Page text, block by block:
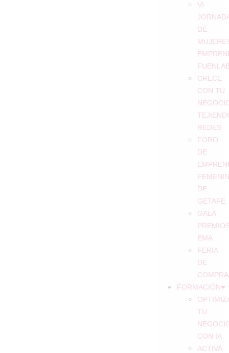
VI
DE
CRECE
CON TU
REDES
FORO
DE
DE
GETAFE
GALA
EMA
FERIA
DE
FORMACIÓN
TU
CON IA
ACTIVA